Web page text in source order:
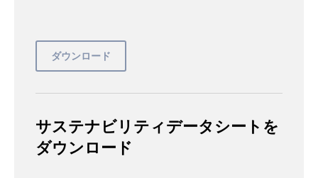
サステナビリティデータシートを
ダウンロード